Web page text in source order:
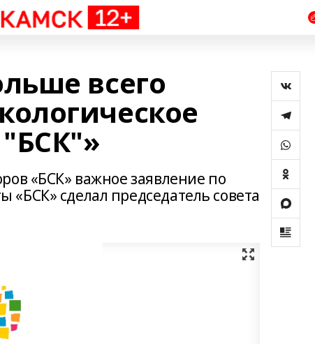
всего
«БСК» важное заявление по
«БСК» сделал председатель совета